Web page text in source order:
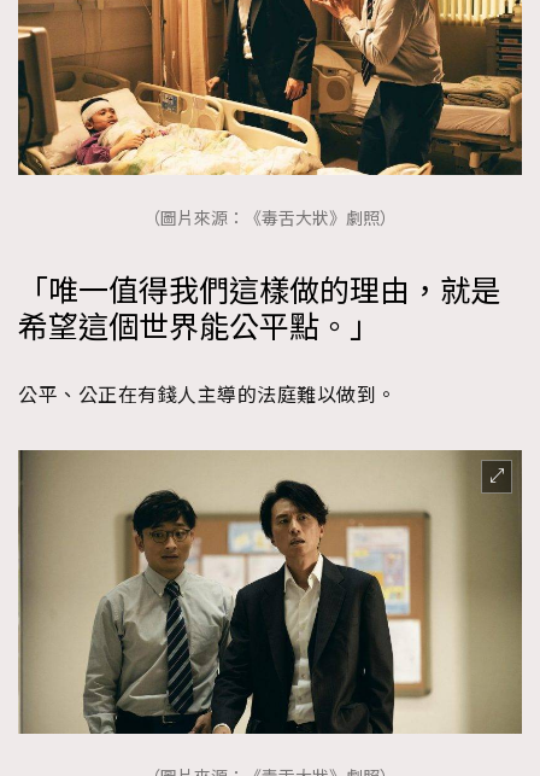
（圖片來源：《毒舌大狀》劇照）
「唯一值得我們這樣做的理由，就是
希望這個世界能公平點。」
公平、公正在有錢人主導的法庭難以做到。